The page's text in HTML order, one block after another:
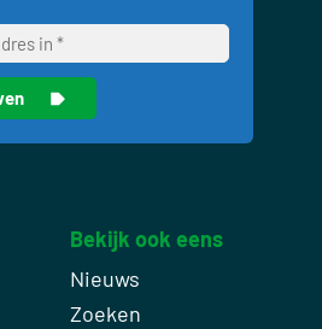
Bekijk ook eens
Nieuws
Zoeken